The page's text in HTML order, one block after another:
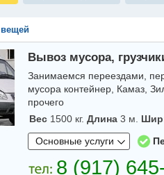
Вывоз мусора,
Занимаемся переездами,
мусора контейнер, Камаз,
прочего
Вес 1500 кг. Длина 3 м.
Основные услуги